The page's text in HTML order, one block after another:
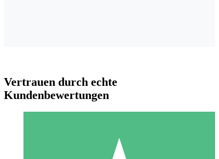
Vertrauen durch echte
Kundenbewertungen